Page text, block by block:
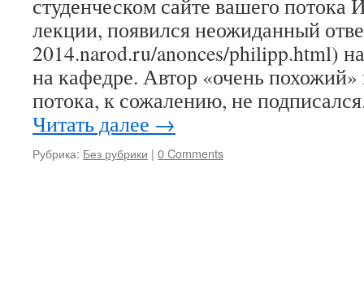
студенческом сайте вашего потока
лекции, появился неожиданный
2014.narod.ru/anonces/philipp.html)
на кафедре. Автор «очень похожий»
потока, к сожалению, не
Читать далее →
Рубрика: Без рубрики | 0 Comments